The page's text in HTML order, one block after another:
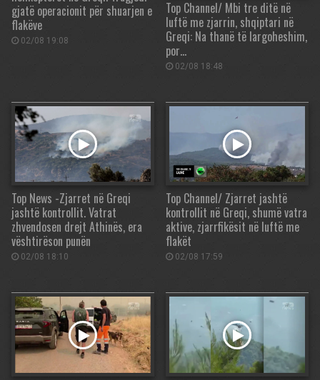
gjatë operacionit për shuarjen e
flakëve
02/08 19:08
Top Channel/ Mbi tre ditë në
luftë me zjarrin, shqiptari në
Greqi: Na thanë të largoheshim,
por…
02/08 18:48
Top News -Zjarret në Greqi
jashtë kontrollit. Vatrat
zhvendosen drejt Athinës, era
vështirëson punën
02/08 18:10
Top Channel/ Zjarret jashtë
kontrollit në Greqi, shumë vatra
aktive, zjarrfikësit në luftë me
flakët
02/08 17:59